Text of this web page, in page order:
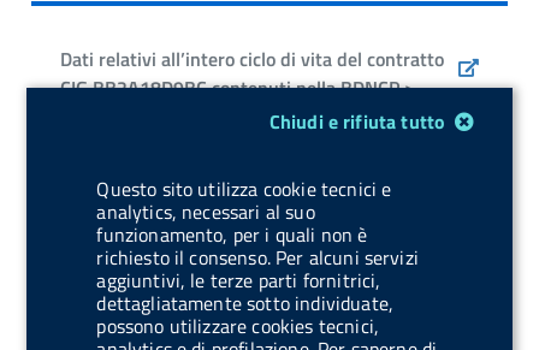
Dati relativi all’intero ciclo di vita del contratto
CIG BB2A18D9BC contenuti nella BDNCP >
diretto e relativi allegati (09/04/2026) [4.04
Mb] [ZIP] >
Affidamento diretto ai sensi dell’art. 50 comma 1
Chiudi e rifiuta tutto
Questo sito utilizza cookie tecnici e
analytics, necessari al suo
funzionamento, per i quali non è
richiesto il consenso. Per alcuni servizi
aggiuntivi, le terze parti fornitrici,
dettagliatamente sotto individuate,
possono utilizzare cookies tecnici,